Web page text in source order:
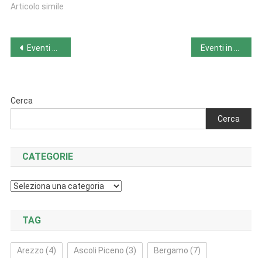
Articolo simile
Navigazione
Eventi nelle Marche da lunedì 25-9-23 a domenica 1-10-23
Cerca
Cerca
CATEGORIE
Categorie
TAG
Arezzo (4) Ascoli Piceno (3) Bergamo (7)